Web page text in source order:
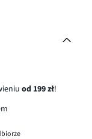
od 199 zł!